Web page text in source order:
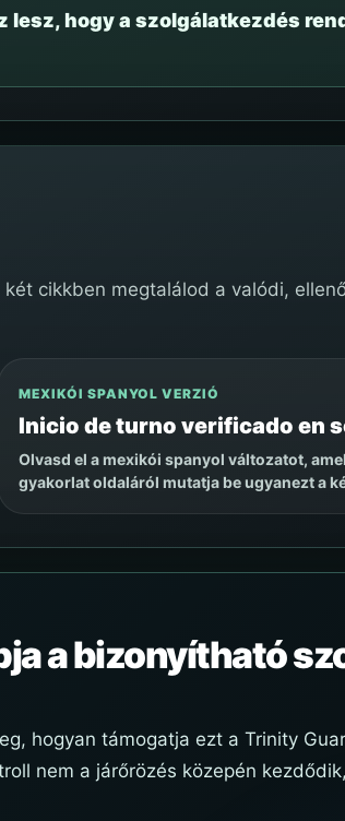
hogy a szolgálatkezdés
cikkben megtalálod a valódi,
MEXIKÓI SPANYOL VERZIÓ
Inicio de turno verificado en
Olvasd el a mexikói spanyol változatot,
gyakorlat oldaláról mutatja be ugyanezt a
a bizonyítható
hogyan támogatja ezt a Trinity
nem a járőrözés közepén